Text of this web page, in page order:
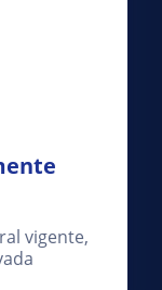
vigente,